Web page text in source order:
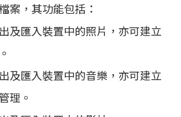
案，其功能包括：
及匯入裝置中的照片，亦可建立
及匯入裝置中的音樂，亦可建立
理。